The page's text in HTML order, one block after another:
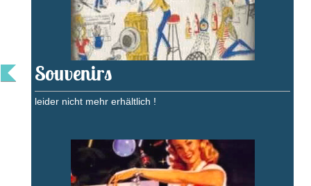
Souvenirs
leider nicht mehr erhältlich !